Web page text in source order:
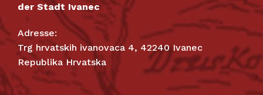
der Stadt Ivanec
Adresse:
Trg hrvatskih ivanovaca 4, 42240 Ivanec
Republika Hrvatska